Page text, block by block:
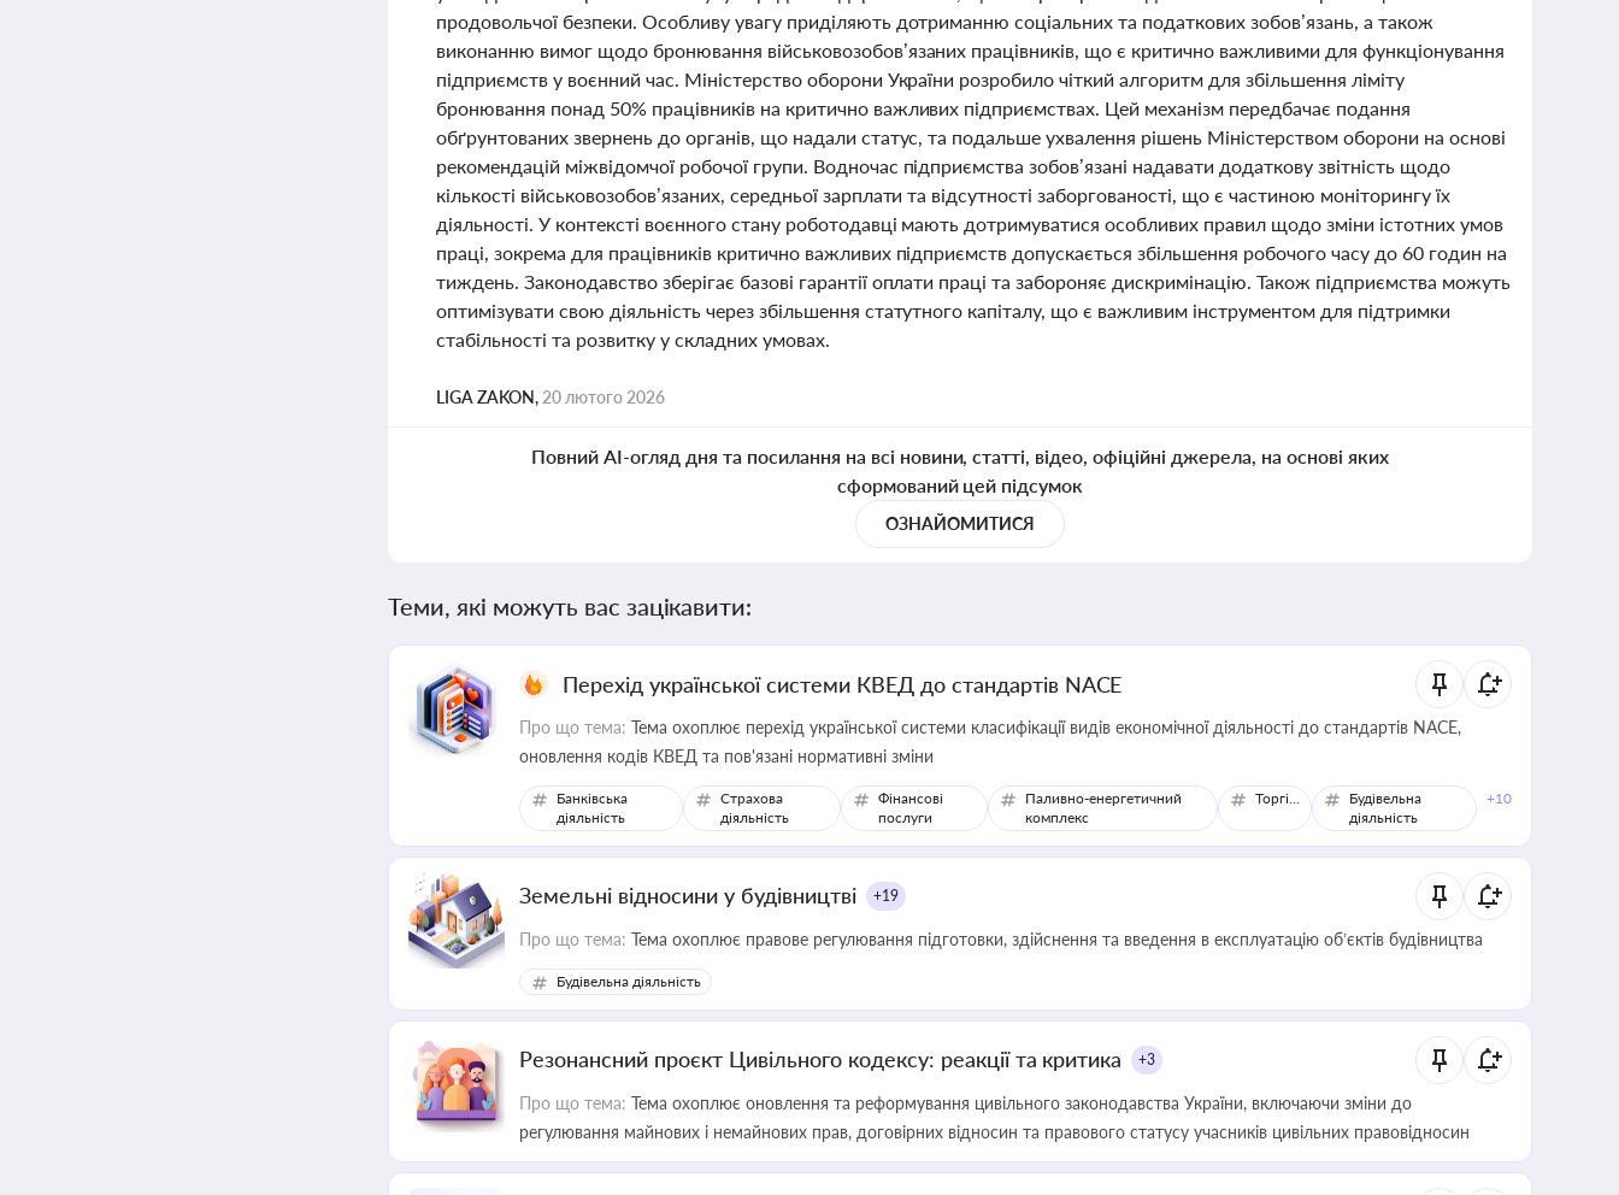
продовольчої безпеки. Особливу увагу приділяють дотриманню соціальних та податкових зобов’язань, а також
виконанню вимог щодо бронювання військовозобов’язаних працівників, що є критично важливими для функціонування
підприємств у воєнний час. Міністерство оборони України розробило чіткий алгоритм для збільшення ліміту
бронювання понад 50% працівників на критично важливих підприємствах. Цей механізм передбачає подання
обґрунтованих звернень до органів, що надали статус, та подальше ухвалення рішень Міністерством оборони на основі
рекомендацій міжвідомчої робочої групи. Водночас підприємства зобов’язані надавати додаткову звітність щодо
кількості військовозобов’язаних, середньої зарплати та відсутності заборгованості, що є частиною моніторингу їх
діяльності. У контексті воєнного стану роботодавці мають дотримуватися особливих правил щодо зміни істотних умов
праці, зокрема для працівників критично важливих підприємств допускається збільшення робочого часу до 60 годин на
тиждень. Законодавство зберігає базові гарантії оплати праці та забороняє дискримінацію. Також підприємства можуть
оптимізувати свою діяльність через збільшення статутного капіталу, що є важливим інструментом для підтримки
стабільності та розвитку у складних умовах.
LIGA ZAKON, 20 лютого 2026
Повний AI-огляд дня та посилання на всі новини, статті, відео, офіційні джерела, на основі яких
сформований цей підсумок
ОЗНАЙОМИТИСЯ
Теми, які можуть вас зацікавити:
Перехід української системи КВЕД до стандартів NACE
Про що тема: Тема охоплює перехід української системи класифікації видів економічної діяльності до стандартів NACE,
оновлення кодів КВЕД та пов'язані нормативні зміни
Банківська
діяльність
Страхова
діяльність
Фінансові
послуги
Паливно-енергетичний
комплекс
Торгівля
Будівельна
діяльність
+10
Земельні відносини у будівництві +19
Про що тема: Тема охоплює правове регулювання підготовки, здійснення та введення в експлуатацію об’єктів будівництва
Будівельна діяльність
Резонансний проєкт Цивільного кодексу: реакції та критика +3
Про що тема: Тема охоплює оновлення та реформування цивільного законодавства України, включаючи зміни до
регулювання майнових і немайнових прав, договірних відносин та правового статусу учасників цивільних правовідносин